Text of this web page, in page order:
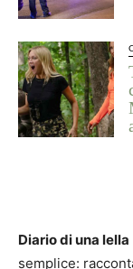
Diario di una lella
semplice: